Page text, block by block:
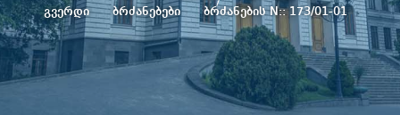
გვერდი
ბრძანებები ბრძანების N:: 173/01-01